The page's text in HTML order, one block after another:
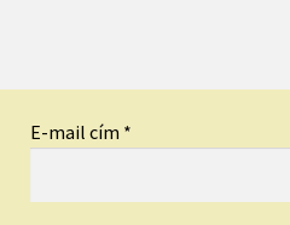
E-mail cím *